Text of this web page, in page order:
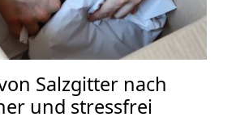
Salzgitter nach
und stressfrei